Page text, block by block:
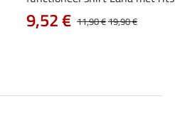
11,90 €19,90 €
9,52 €